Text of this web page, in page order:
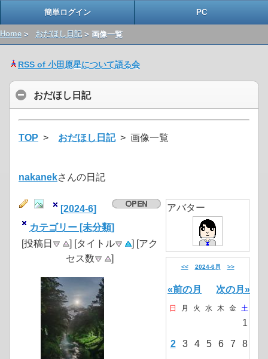
簡単ログイン PC
Home > おだほし日記> 画像一覧
RSS of 小田原星について語る会
おだほし日記
TOP > おだほし日記> 画像一覧
nakanekさんの日記
[2024-6]
カテゴリー [未分類]
[投稿日
] [タイトル
] [アク
セス数
]
アバター
<< 2024-6月 >>
«前の月 次の月»
日 月 火 水 木 金 土
1
2 3 4 5 6 7 8